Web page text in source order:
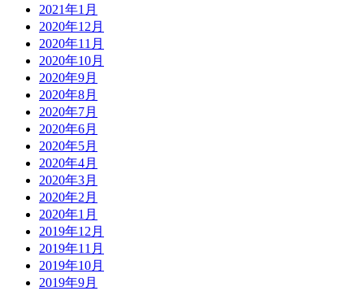
2021年1月
2020年12月
2020年11月
2020年10月
2020年9月
2020年8月
2020年7月
2020年6月
2020年5月
2020年4月
2020年3月
2020年2月
2020年1月
2019年12月
2019年11月
2019年10月
2019年9月